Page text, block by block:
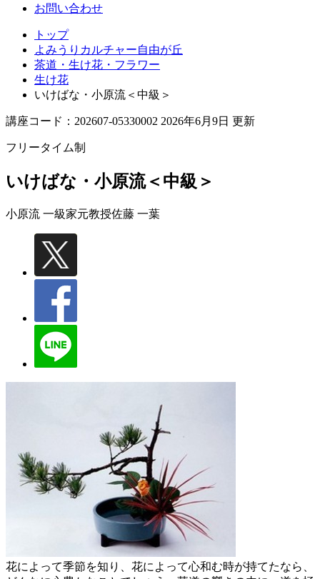
お問い合わせ
トップ
よみうりカルチャー自由が丘
茶道・生け花・フラワー
生け花
いけばな・小原流＜中級＞
講座コード：202607-05330002 2026年6月9日 更新
フリータイム制
いけばな・小原流＜中級＞
小原流 一級家元教授佐藤 一葉
花によって季節を知り、花によって心和む時が持てたなら、